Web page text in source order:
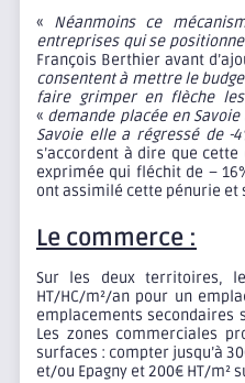
« Néanmoins ce
entreprises qui se
François Berthier avant
consentent à mettre le
faire grimper en flèche
« demande placée en
Savoie elle a régressé de -
s’accordent à dire que
exprimée qui fléchit de –
ont assimilé cette pénurie et
Le commerce :
Sur les deux territoires,
HT/HC/m²/an pour un
emplacements secondaires
Les zones commerciales
surfaces : compter jusqu’à
et/ou Epagny et 200€ HT/m²